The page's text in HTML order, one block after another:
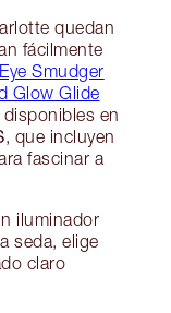
quedan
fácilmente
Eye Smudger
Glow Glide
en
, que incluyen
fascinar a
iluminador
seda, elige
claro